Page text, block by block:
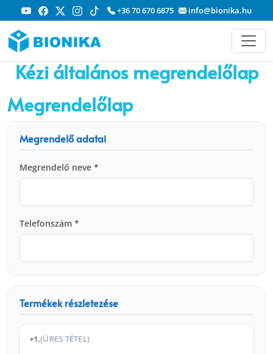
+36 70 670 6875 info@bionika.hu
Kézi általános megrendelőlap
Megrendelőlap
Megrendelő adatai
Megrendelő neve *
Telefonszám *
Termékek részletezése
1.(ÜRES TÉTEL)